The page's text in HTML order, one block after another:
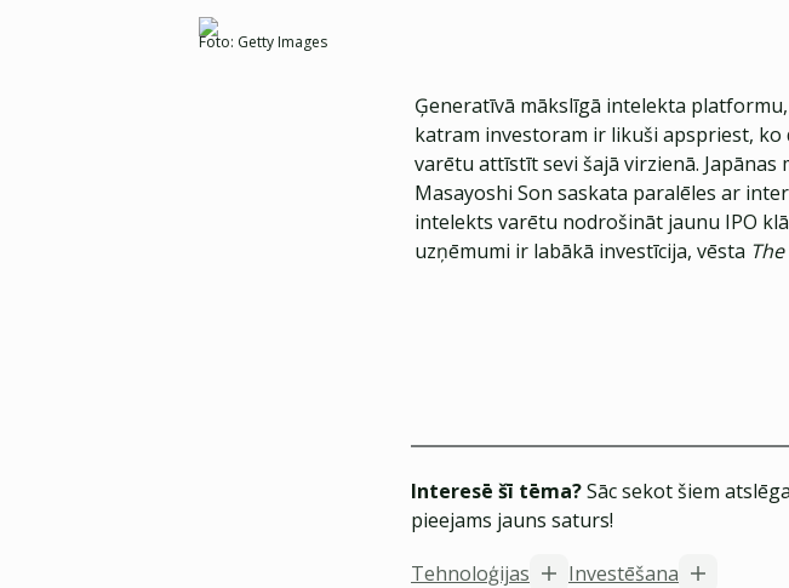
Foto: Getty Images
Ģeneratīvā mākslīgā intelekta
katram investoram ir likuši apspriest,
varētu attīstīt sevi šajā virzienā.
Masayoshi Son saskata paralēles ar
intelekts varētu nodrošināt jaunu IPO
uzņēmumi ir labākā investīcija, vēsta
Interesē šī tēma?Sāc sekot šiem
pieejams jauns saturs!
Tehnoloģijas
Investēšana